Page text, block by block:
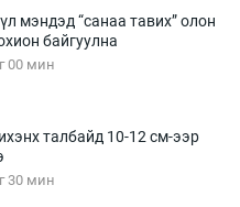
мэндэд “санаа тавих” олон
байгуулна
00 мин
талбайд 10-12 см-ээр
30 мин